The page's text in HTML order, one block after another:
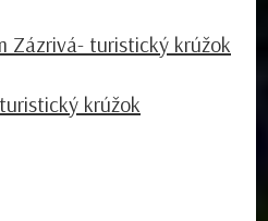
Zázrivá- turistický krúžok
krúžok